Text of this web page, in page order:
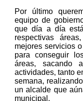
Por último
equipo de
que día a día
respectivas
mejores servicios
para conseguir
áreas, sacando
actividades, tanto
semana,
un alcalde que
municipal.